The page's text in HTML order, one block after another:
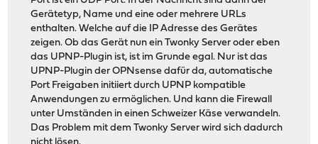
Gerätetyp, Name und eine oder mehrere URLs
enthalten. Welche auf die IP Adresse des Gerätes
zeigen. Ob das Gerät nun ein Twonky Server oder eben
das UPNP-Plugin ist, ist im Grunde egal. Nur ist das
UPNP-Plugin der OPNsense dafür da, automatische
Port Freigaben initiiert durch UPNP kompatible
Anwendungen zu ermöglichen. Und kann die Firewall
unter Umständen in einen Schweizer Käse verwandeln.
Das Problem mit dem Twonky Server wird sich dadurch